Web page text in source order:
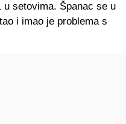
setovima. Španac se u
i imao je problema s